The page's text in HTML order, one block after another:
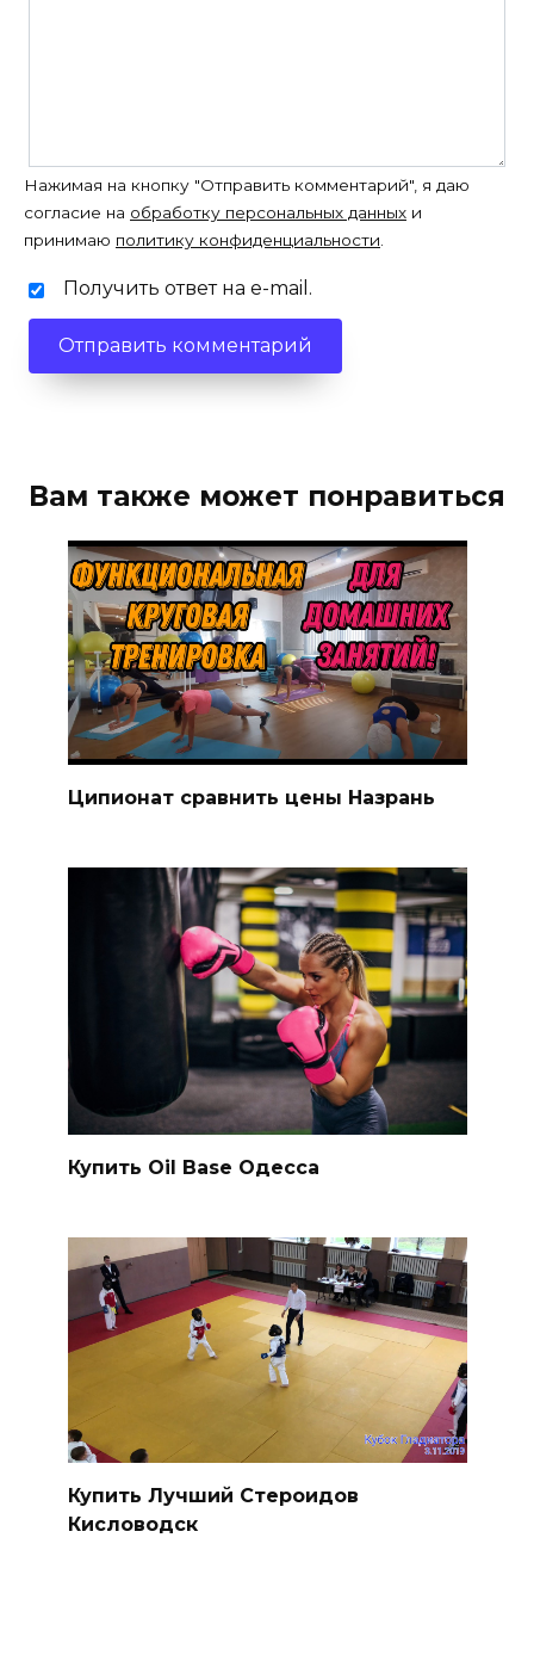
Нажимая на кнопку "Отправить комментарий", я даю
согласие на обработку персональных данных и
принимаю политику конфиденциальности.
Получить ответ на e-mail.
Вам также может понравиться
Ципионат сравнить цены Назрань
Купить Oil Base Одесса
Купить Лучший Стероидов
Кисловодск